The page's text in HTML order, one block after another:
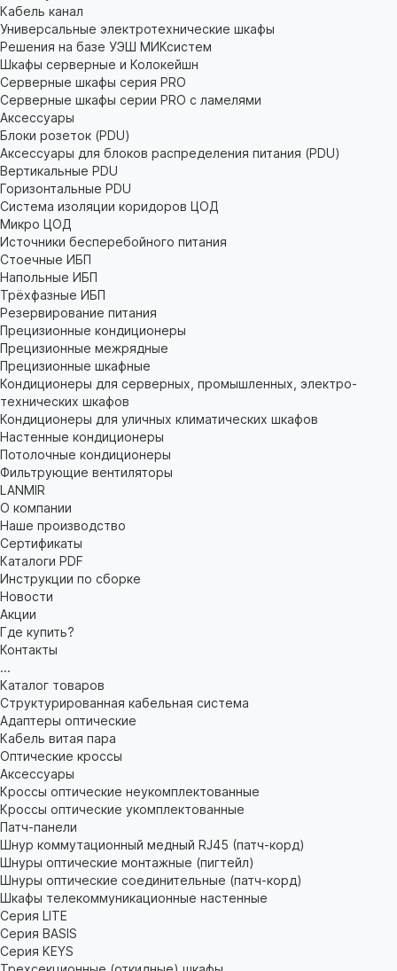
Кабель канал
Универсальные электротехнические шкафы
Решения на базе УЭШ МИКсистем
Шкафы серверные и Колокейшн
Серверные шкафы серия PRO
Серверные шкафы серии PRO с ламелями
Аксессуары
Блоки розеток (PDU)
Аксессуары для блоков распределения питания (PDU)
Вертикальные PDU
Горизонтальные PDU
Система изоляции коридоров ЦОД
Микро ЦОД
Источники бесперебойного питания
Стоечные ИБП
Напольные ИБП
Трёхфазные ИБП
Резервирование питания
Прецизионные кондиционеры
Прецизионные межрядные
Прецизионные шкафные
Кондиционеры для серверных, промышленных, электро-
технических шкафов
Кондиционеры для уличных климатических шкафов
Настенные кондиционеры
Потолочные кондиционеры
Фильтрующие вентиляторы
LANMIR
О компании
Наше производство
Сертификаты
Каталоги PDF
Инструкции по сборке
Новости
Акции
Где купить?
Контакты
...
Каталог товаров
Структурированная кабельная система
Адаптеры оптические
Кабель витая пара
Оптические кроссы
Аксессуары
Кроссы оптические неукомплектованные
Кроссы оптические укомплектованные
Патч-панели
Шнур коммутационный медный RJ45 (патч-корд)
Шнуры оптические монтажные (пигтейл)
Шнуры оптические соединительные (патч-корд)
Шкафы телекоммуникационные настенные
Cерия LITE
Cерия BASIS
Cерия KEYS